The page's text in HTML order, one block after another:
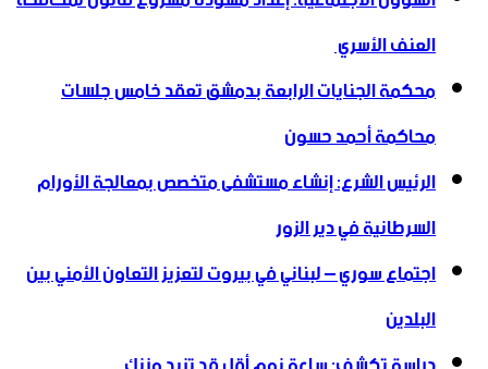
العنف الأسري ‏
محكمة الجنايات الرابعة بدمشق تعقد خامس جلسات
محاكمة أحمد حسون
الرئيس الشرع: إنشاء ‌‏مستشفى متخصص بمعالجة الأورام
السرطانية في دير الزور
اجتماع سوري – لبناني في بيروت لتعزيز التعاون ‏الأمني ‏بين
البلدين